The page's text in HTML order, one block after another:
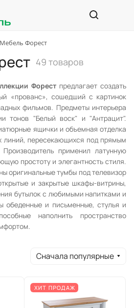
Мебель Форест
49 товаров
Форестпредлагает создать
«прованс», сошедший с картинок
фильмов. Предметы интерьера
тонов "Белый воск" и "Антрацит".
ящички и объемная отделка
линий, пересекающихся под прямым
применил латунную
простоту и элегантность стиля.
оригинальные тумбы под телевизор
и закрытые шкафы-витрины,
бутылок с любимыми напитками и
обеденные и письменные, стулья и
наполнить пространство
Сначала популярные
ХИТ ПРОДАЖ